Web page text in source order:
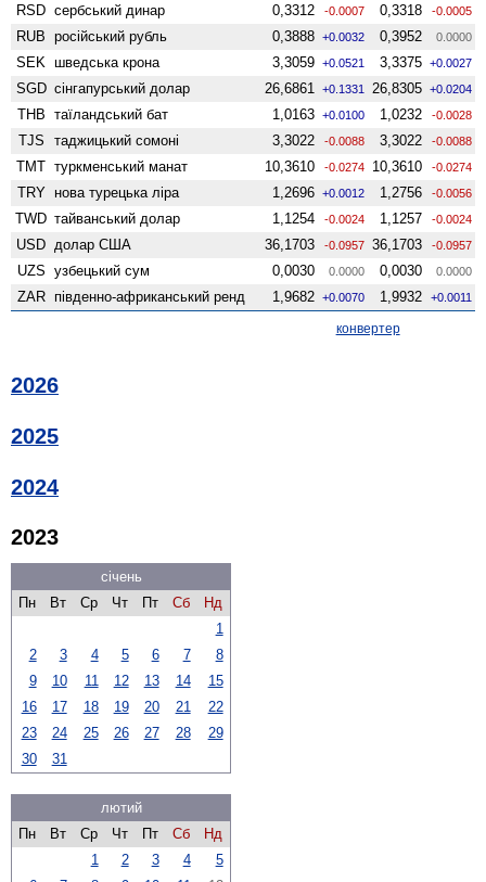
RSD сербський динар 0,3312 -0.0007 0,3318 -0.0005
RUB російський рубль 0,3888 +0.0032 0,3952 0.0000
SEK шведська крона 3,3059 +0.0521 3,3375 +0.0027
SGD сінгапурський долар 26,6861 +0.1331 26,8305 +0.0204
THB таїландський бат 1,0163 +0.0100 1,0232 -0.0028
TJS таджицький сомоні 3,3022 -0.0088 3,3022 -0.0088
TMT туркменський манат 10,3610 -0.0274 10,3610 -0.0274
TRY нова турецька ліра 1,2696 +0.0012 1,2756 -0.0056
TWD тайванський долар 1,1254 -0.0024 1,1257 -0.0024
USD долар США 36,1703 -0.0957 36,1703 -0.0957
UZS узбецький сум 0,0030 0.0000 0,0030 0.0000
ZAR південно-африканський ренд 1,9682 +0.0070 1,9932 +0.0011
конвертер
2026
2025
2024
2023
січень
Пн
Вт Ср Чт Пт Сб
Нд
1
2
3 4 5 6 7
8
9
10 11 12 13 14
15
16
17 18 19 20 21
22
23
24 25 26 27 28
29
30
31
лютий
Пн
Вт Ср Чт Пт Сб
Нд
1
2 3 4
5